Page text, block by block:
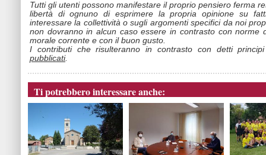
Tutti gli utenti possono manifestare il proprio pensiero ferma
libertà di ognuno di esprimere la propria opinione su
interessare la collettività o sugli argomenti specifici da noi
non dovranno in alcun caso essere in contrasto con norme
morale corrente e con il buon gusto.
I contributi che risulteranno in contrasto con detti
pubblicati.
Ti potrebbero interessare anche: